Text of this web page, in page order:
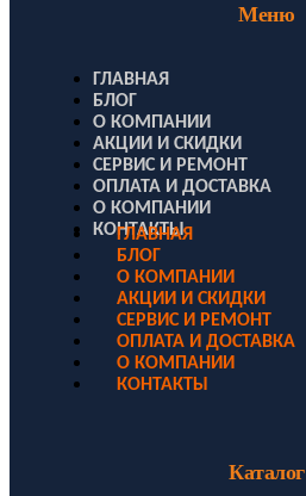
Меню
ГЛАВНАЯ
БЛОГ
О КОМПАНИИ
АКЦИИ И СКИДКИ
СЕРВИС И РЕМОНТ
ОПЛАТА И ДОСТАВКА
О КОМПАНИИ
КОНТАКТЫ
ГЛАВНАЯ
БЛОГ
О КОМПАНИИ
АКЦИИ И СКИДКИ
СЕРВИС И РЕМОНТ
ОПЛАТА И ДОСТАВКА
О КОМПАНИИ
КОНТАКТЫ
Каталог